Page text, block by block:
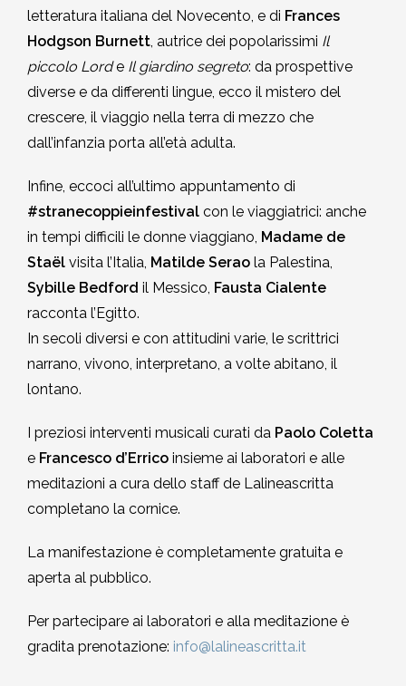
letteratura italiana del Novecento, e di Frances
Hodgson Burnett , autrice dei popolarissimi Il
piccolo Lorde Il giardino segreto: da prospettive
diverse e da differenti lingue, ecco il mistero del
crescere, il viaggio nella terra di mezzo che
dall’infanzia porta all’età adulta.
Infine, eccoci all’ultimo appuntamento di
#stranecoppieinfestival con le viaggiatrici: anche
in tempi difficili le donne viaggiano, Madame de
Staël visita l’Italia, Matilde Serao la Palestina,
Sybille Bedford il Messico, Fausta Cialente
racconta l’Egitto.
In secoli diversi e con attitudini varie, le scrittrici
narrano, vivono, interpretano, a volte abitano, il
lontano.
I preziosi interventi musicali curati da Paolo Coletta
e Francesco d’Errico insieme ai laboratori e alle
meditazioni a cura dello staff de Lalineascritta
completano la cornice.
La manifestazione è completamente gratuita e
aperta al pubblico.
Per partecipare ai laboratori e alla meditazione è
gradita prenotazione: info@lalineascritta.it